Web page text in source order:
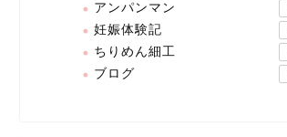
アンパンマン
妊娠体験記
ちりめん細工
ブログ